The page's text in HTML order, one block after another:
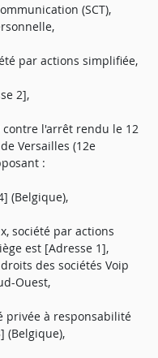
(SCT),
par actions simplifiée,
2],
contre l'arrêt rendu le 12
Versailles (12e
:
(Belgique),
société par actions
est [Adresse 1],
des sociétés Voip
Ouest,
privée à responsabilité
(Belgique),